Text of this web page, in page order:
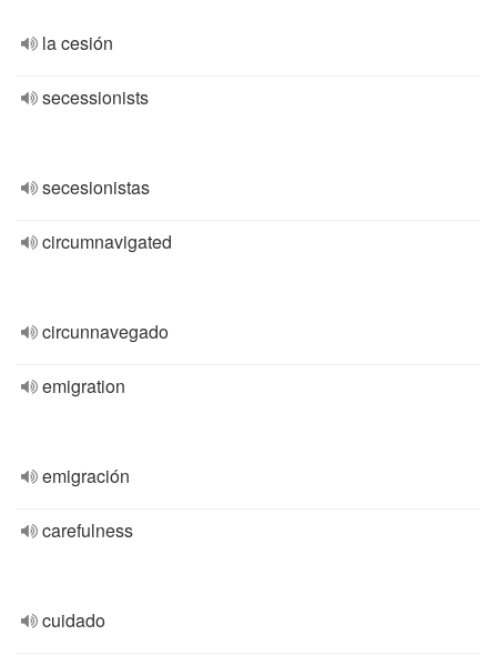
la cesión
secessionists
secesionistas
circumnavigated
circunnavegado
emigration
emigración
carefulness
cuidado